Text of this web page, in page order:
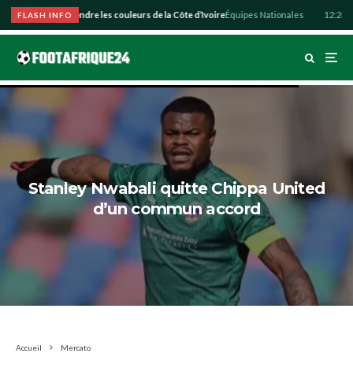
FLASH INFO
souhaite défendre les couleurs de la Côte d’IvoireÉquipes Nationales 12:28
Stanley Nwabali quitte Chippa United
d’un commun accord
Accueil Mercato